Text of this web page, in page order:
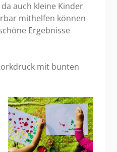
auch kleine Kinder
mithelfen können
Ergebnisse
mit bunten